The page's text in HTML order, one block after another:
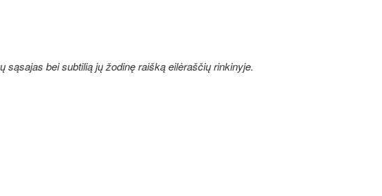
bei subtilią jų žodinę raišką eilėraščių rinkinyje.